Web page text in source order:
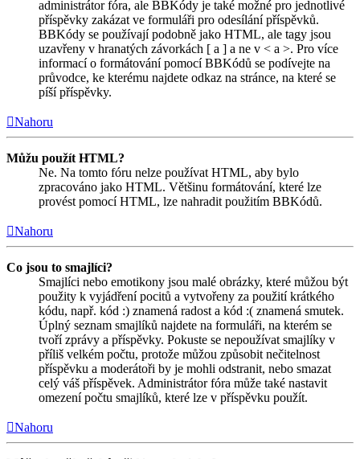
administrátor fóra, ale BBKódy je také možné pro jednotlivé
příspěvky zakázat ve formuláři pro odesílání příspěvků.
BBKódy se používají podobně jako HTML, ale tagy jsou
uzavřeny v hranatých závorkách [ a ] a ne v < a >. Pro více
informací o formátování pomocí BBKódů se podívejte na
průvodce, ke kterému najdete odkaz na stránce, na které se
píší příspěvky.
Nahoru
Můžu použít HTML?
Ne. Na tomto fóru nelze používat HTML, aby bylo
zpracováno jako HTML. Většinu formátování, které lze
provést pomocí HTML, lze nahradit použitím BBKódů.
Nahoru
Co jsou to smajlíci?
Smajlíci nebo emotikony jsou malé obrázky, které můžou být
použity k vyjádření pocitů a vytvořeny za použití krátkého
kódu, např. kód :) znamená radost a kód :( znamená smutek.
Úplný seznam smajlíků najdete na formuláři, na kterém se
tvoří zprávy a příspěvky. Pokuste se nepoužívat smajlíky v
příliš velkém počtu, protože můžou způsobit nečitelnost
příspěvku a moderátoři by je mohli odstranit, nebo smazat
celý váš příspěvek. Administrátor fóra může také nastavit
omezení počtu smajlíků, které lze v příspěvku použít.
Nahoru